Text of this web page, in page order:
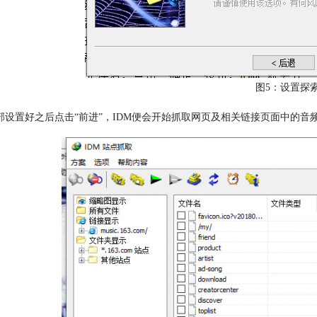
图5：设置探
设置好之后点击“前进”，IDM便会开始抓取网页及相关链接页面中的音